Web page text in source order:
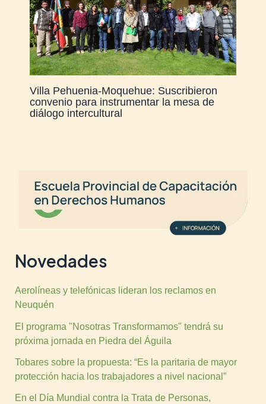
Villa Pehuenia-Moquehue: Suscribieron
convenio para instrumentar la mesa de
diálogo intercultural
Novedades
Aerolíneas y telefónicas lideran los reclamos en
Neuquén
El programa "Nosotras Transformamos" tendrá su
próxima jornada en Piedra del Águila
Tobares sobre la propuesta: “Es la paritaria de mayor
protección hacia los trabajadores a nivel nacional”
En el Día Mundial contra la Trata de Personas,